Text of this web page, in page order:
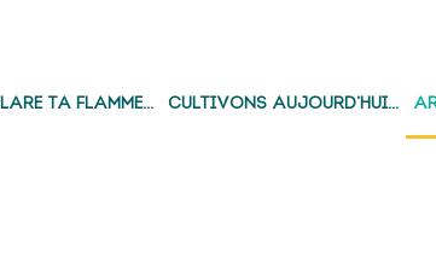
TA FLAMME… CULTIVONS AUJOURD’HUI…